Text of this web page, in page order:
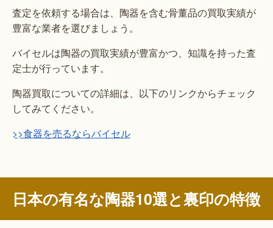
査定を依頼する場合は、陶器を含む骨董品の買取実績が
豊富な業者を選びましょう。
バイセルは陶器の買取実績が豊富かつ、知識を持った査
定士が行っています。
陶器買取についての詳細は、以下のリンクからチェック
してみてください。
>>食器を売るならバイセル
日本の有名な陶器10選と裏印の特徴